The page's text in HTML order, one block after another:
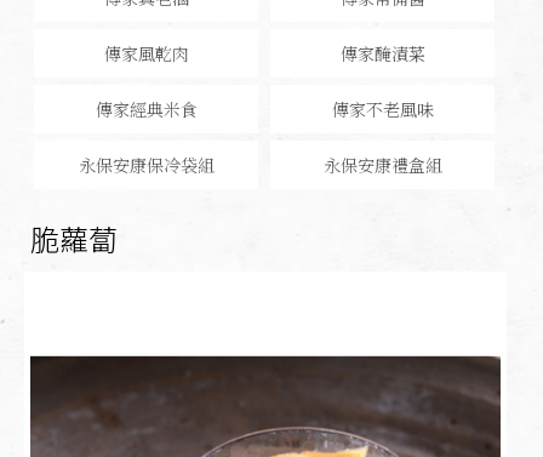
傳家風乾肉 傳家醃漬菜
傳家經典米食 傳家不老風味
永保安康保冷袋組 永保安康禮盒組
脆蘿蔔